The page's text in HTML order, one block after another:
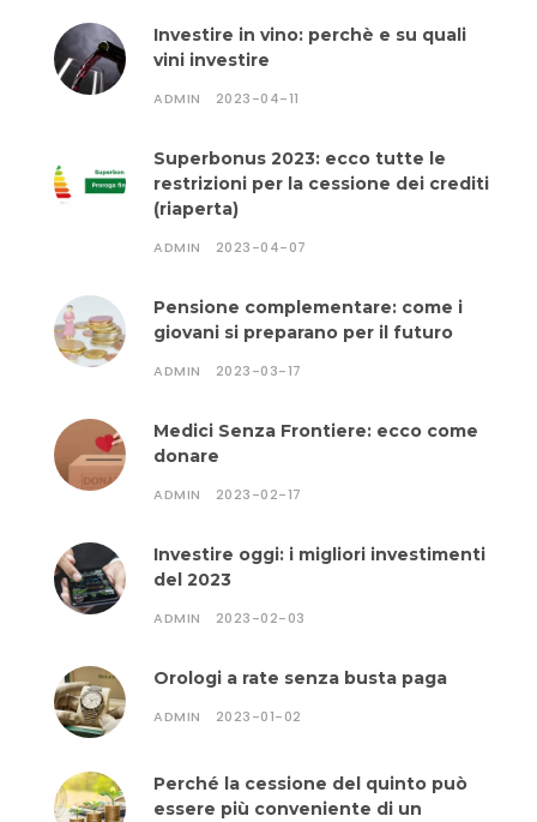
Investire in vino: perchè e su quali
vini investire
ADMIN 2023-04-11
Superbonus 2023: ecco tutte le
restrizioni per la cessione dei crediti
(riaperta)
ADMIN 2023-04-07
Pensione complementare: come i
giovani si preparano per il futuro
ADMIN 2023-03-17
Medici Senza Frontiere: ecco come
donare
ADMIN 2023-02-17
Investire oggi: i migliori investimenti
del 2023
ADMIN 2023-02-03
Orologi a rate senza busta paga
ADMIN 2023-01-02
Perché la cessione del quinto può
essere più conveniente di un